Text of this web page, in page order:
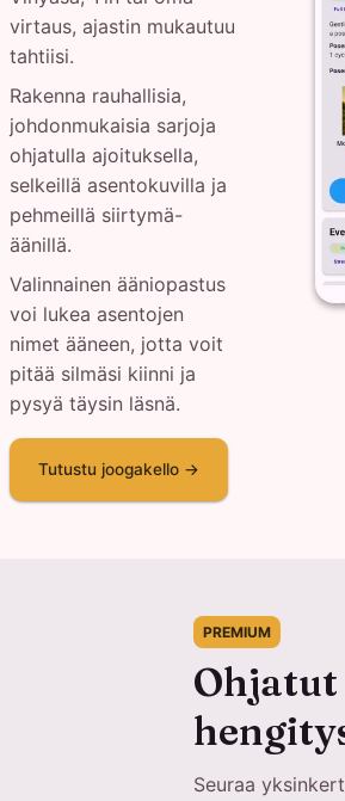
virtaus, ajastin mukautuu
tahtiisi.
Rakenna rauhallisia,
johdonmukaisia sarjoja
ohjatulla ajoituksella,
selkeillä asentokuvilla ja
pehmeillä siirtymä-
äänillä.
Valinnainen ääniopastus
voi lukea asentojen
nimet ääneen, jotta voit
pitää silmäsi kiinni ja
pysyä täysin läsnä.
Tutustu joogakello →
PREMIUM
Ohjatut
Seuraa